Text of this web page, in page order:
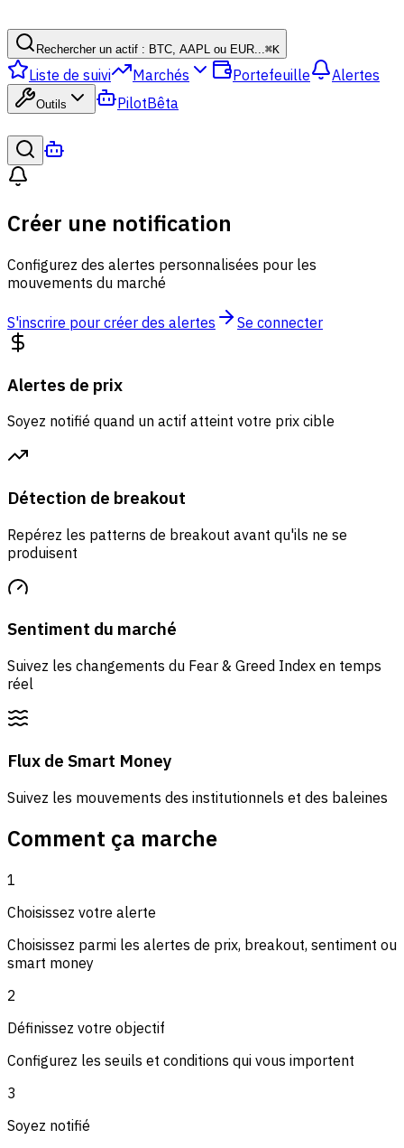
Rechercher un actif : BTC, AAPL ou EUR...⌘K
Liste de suivi Marchés Portefeuille Alertes
Outils PilotBêta
Créer une notification
Configurez des alertes personnalisées pour les
mouvements du marché
S'inscrire pour créer des alertes Se connecter
Alertes de prix
Soyez notifié quand un actif atteint votre prix cible
Détection de breakout
Repérez les patterns de breakout avant qu'ils ne se
produisent
Sentiment du marché
Suivez les changements du Fear & Greed Index en temps
réel
Flux de Smart Money
Suivez les mouvements des institutionnels et des baleines
Comment ça marche
1
Choisissez votre alerte
Choisissez parmi les alertes de prix, breakout, sentiment ou
smart money
2
Définissez votre objectif
Configurez les seuils et conditions qui vous importent
3
Soyez notifié